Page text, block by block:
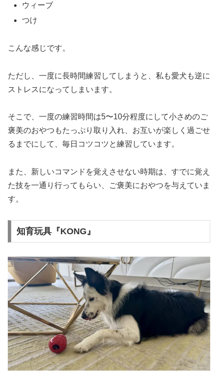
ウィーブ
つけ
こんな感じです。
ただし、一度に長時間練習してしまうと、私も愛犬も逆に
ストレスになってしまいます。
そこで、一度の練習時間は5〜10分程度にして小さめのご
褒美のおやつもたっぷり取り入れ、お互いが楽しく過ごせ
るまでにして、毎日コツコツと練習しています。
また、新しいコマンドを覚えさせない時期は、すでに覚え
た技を一通り行ってもらい、ご褒美におやつを与えていま
す。
知育玩具『KONG』